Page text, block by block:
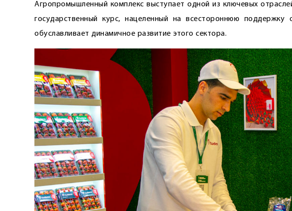
Агропромышленный комплекс выступает одной из ключевых
государственный курс, нацеленный на всестороннюю поддержку
обуславливает динамичное развитие этого сектора.